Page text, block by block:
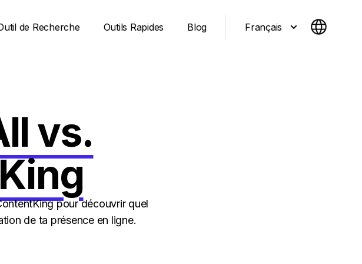
de Recherche Outils Rapides Blog Français
vs.
pour découvrir quel
de ta présence en ligne.